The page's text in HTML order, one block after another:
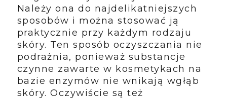
Należy ona do najdelikatniejszych
sposobów i można stosować ją
praktycznie przy każdym rodzaju
skóry. Ten sposób oczyszczania nie
podrażnia, ponieważ substancje
czynne zawarte w kosmetykach na
bazie enzymów nie wnikają wgłąb
skóry. Oczywiście są też